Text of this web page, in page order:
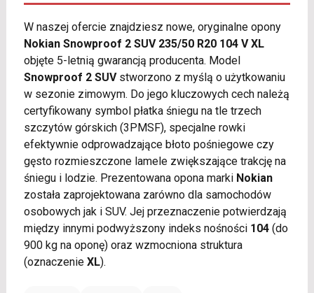
W naszej ofercie znajdziesz nowe, oryginalne opony
Nokian Snowproof 2 SUV 235/50 R20 104 V XL
objęte 5-letnią gwarancją producenta. Model
Snowproof 2 SUVstworzono z myślą o użytkowaniu
w sezonie zimowym. Do jego kluczowych cech należą
certyfikowany symbol płatka śniegu na tle trzech
szczytów górskich (3PMSF), specjalne rowki
efektywnie odprowadzające błoto pośniegowe czy
gęsto rozmieszczone lamele zwiększające trakcję na
śniegu i lodzie. Prezentowana opona marki Nokian
została zaprojektowana zarówno dla samochodów
osobowych jak i SUV. Jej przeznaczenie potwierdzają
między innymi podwyższony indeks nośności 104(do
900 kg na oponę) oraz wzmocniona struktura
(oznaczenie XL).